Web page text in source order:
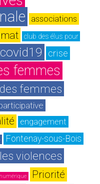
associations
club des élus pour
covid19 crise
femmes
femmes
engagement
Fontenay-sous-Bois
violences
numérique Priorité